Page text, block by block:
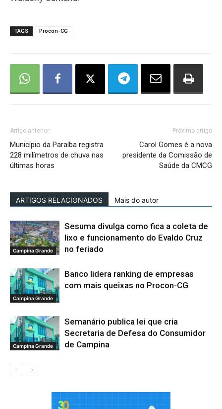
TAGS Procon-CG
Artigo anterior
Município da Paraíba registra
228 milímetros de chuva nas
últimas horas
Próximo artigo
Carol Gomes é a nova
presidente da Comissão de
Saúde da CMCG
ARTIGOS RELACIONADOS Mais do autor
Campina Grande
Sesuma divulga como fica a coleta de
lixo e funcionamento do Evaldo Cruz
no feriado
Campina Grande
Banco lidera ranking de empresas
com mais queixas no Procon-CG
Campina Grande
Semanário publica lei que cria
Secretaria de Defesa do Consumidor
de Campina